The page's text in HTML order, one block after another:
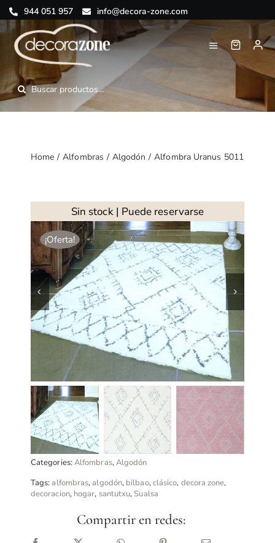
Saltar
al
contenido
944 051 957 info@decora-zone.com
Buscar:
Toggle
Navigation
Inicio
Nosotros
Contacto
Home Alfombras Algodón Alfombra Uranus 5011
Sin stock | Puede reservarse
¡Oferta!
Categories:Alfombras,Algodón
Tags:alfombras,algodón, bilbao,clásico, decora zone,
decoracion, hogar, santutxu, Sualsa
Compartir en redes: